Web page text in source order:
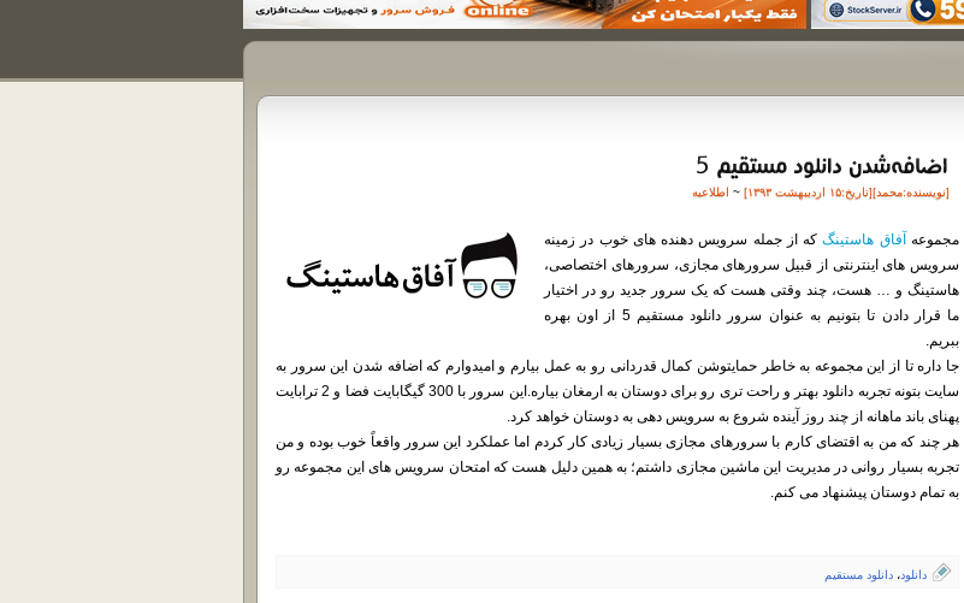
[نویسنده:محمد][تاريخ:۱۵ اردیبهشت ۱۳۹۳] ~ اطلاعیه
مجموعه آفاق هاستینگکه از جمله سرویس دهنده های خوب در زمینه
سرویس های اینترنتی از قبیل سرورهای مجازی، سرورهای اختصاصی،
هاستینگ و … هست، چند وقتی هست که یک سرور جدید رو در اختیار
ما قرار دادن تا بتونیم به عنوان سرور دانلود مستقیم 5 از اون بهره
ببریم.
جا داره تا از این مجموعه به خاطر حمایتوشن کمال قدردانی رو به عمل بیارم و امیدوارم که اضافه شدن این سرور به
سایت بتونه تجربه دانلود بهتر و راحت تری رو برای دوستان به ارمغان بیاره.این سرور با 300 گیگابایت فضا و 2 ترابایت
پهنای باند ماهانه از چند روز آینده شروع به سرویس دهی به دوستان خواهد کرد.
هر چند که من به اقتضای کارم با سرورهای مجازی بسیار زیادی کار کردم اما عملکرد این سرور واقعاً خوب بوده و من
تجربه بسیار روانی در مدیریت این ماشین مجازی داشتم؛ به همین دلیل هست که امتحان سرویس های این مجموعه رو
به تمام دوستان پیشنهاد می کنم.
دانلود، دانلود مستقیم